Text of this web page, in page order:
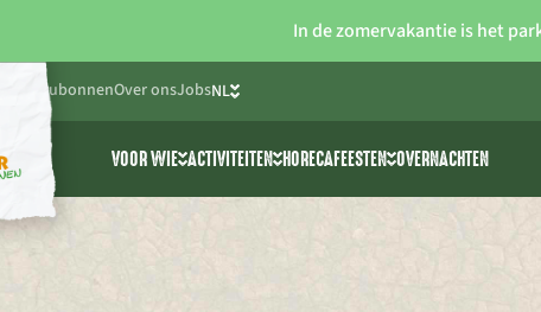
In de zomervakantie is het
CadeaubonnenOver onsJobsNL
FR
EN
VOOR WIE
Friends & Family
ACTIVITEITEN
Alle activiteiten
HORECAFEESTEN
Vrijgezellenfeesten
OVERNACHTEN